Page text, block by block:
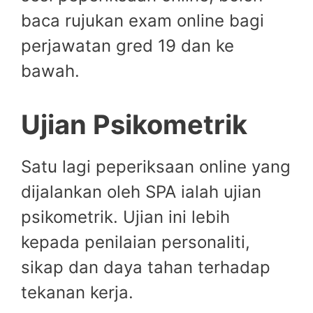
baca rujukan exam online bagi
perjawatan gred 19 dan ke
bawah.
Ujian Psikometrik
Satu lagi peperiksaan online yang
dijalankan oleh SPA ialah ujian
psikometrik. Ujian ini lebih
kepada penilaian personaliti,
sikap dan daya tahan terhadap
tekanan kerja.